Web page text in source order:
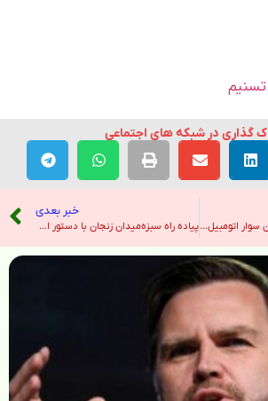
تسنیم
گذاری در شبکه های اجتماعی
نخست وزیر مودی پوتین سوار اتومبیل در چین: رئیس جمهور روسیه حدس زد که جهان – هندوستان امروز
خبر بعدی
پیاده راه سبزه‌میدان زنجان با دستور استاندار بازگشایی می‌شود – خبرگزاری ایرنا